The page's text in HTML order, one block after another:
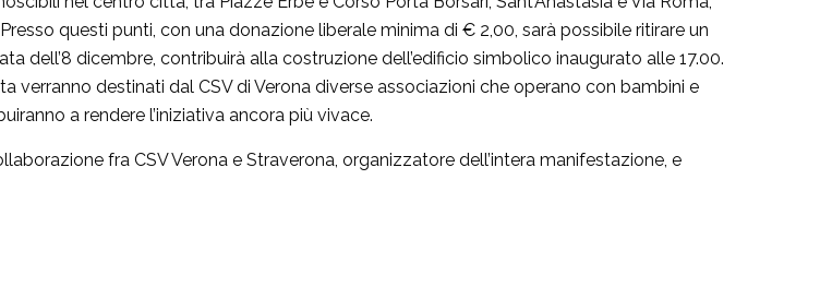
questi punti, con una donazione liberale minima di € 2,00, sarà possibile ritirare un
dell’8 dicembre, contribuirà alla costruzione dell’edificio simbolico inaugurato alle 17.00.
verranno destinati dal CSV di Verona diverse associazioni che operano con bambini e
a rendere l’iniziativa ancora più vivace.
fra CSV Verona e Straverona, organizzatore dell’intera manifestazione, e